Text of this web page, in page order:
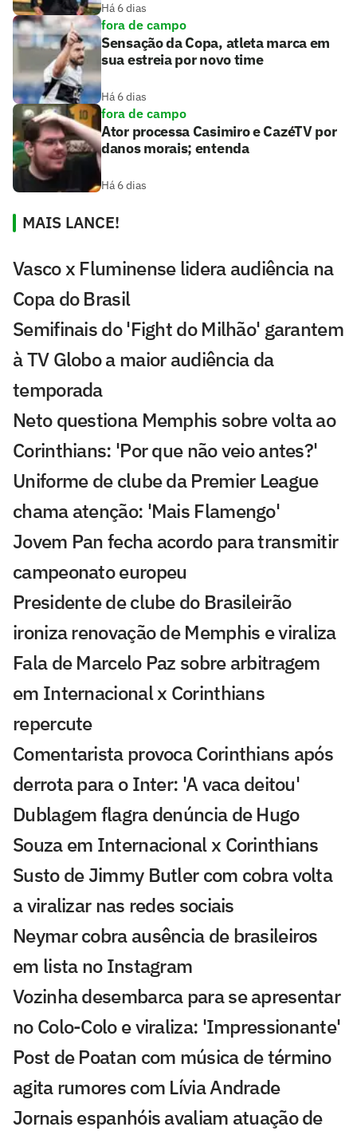
Há 6 dias
fora de campo
Sensação da Copa, atleta marca em
sua estreia por novo time
Há 6 dias
fora de campo
Ator processa Casimiro e CazéTV por
danos morais; entenda
Há 6 dias
MAIS LANCE!
Vasco x Fluminense lidera audiência na
Copa do Brasil
Semifinais do 'Fight do Milhão' garantem
à TV Globo a maior audiência da
temporada
Neto questiona Memphis sobre volta ao
Corinthians: 'Por que não veio antes?'
Uniforme de clube da Premier League
chama atenção: 'Mais Flamengo'
Jovem Pan fecha acordo para transmitir
campeonato europeu
Presidente de clube do Brasileirão
ironiza renovação de Memphis e viraliza
Fala de Marcelo Paz sobre arbitragem
em Internacional x Corinthians
repercute
Comentarista provoca Corinthians após
derrota para o Inter: 'A vaca deitou'
Dublagem flagra denúncia de Hugo
Souza em Internacional x Corinthians
Susto de Jimmy Butler com cobra volta
a viralizar nas redes sociais
Neymar cobra ausência de brasileiros
em lista no Instagram
Vozinha desembarca para se apresentar
no Colo-Colo e viraliza: 'Impressionante'
Post de Poatan com música de término
agita rumores com Lívia Andrade
Jornais espanhóis avaliam atuação de